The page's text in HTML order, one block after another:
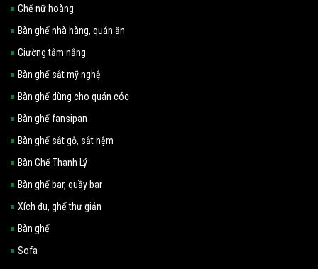
Ghế nữ hoàng
Bàn ghế nhà hàng, quán ăn
Giường tắm nắng
Bàn ghế sắt mỹ nghệ
Bàn ghế dùng cho quán cóc
Bàn ghế fansipan
Bàn ghế sắt gỗ, sắt nệm
Bàn Ghế Thanh Lý
Bàn ghế bar, quầy bar
Xích đu, ghế thư giản
Bàn ghế
Sofa